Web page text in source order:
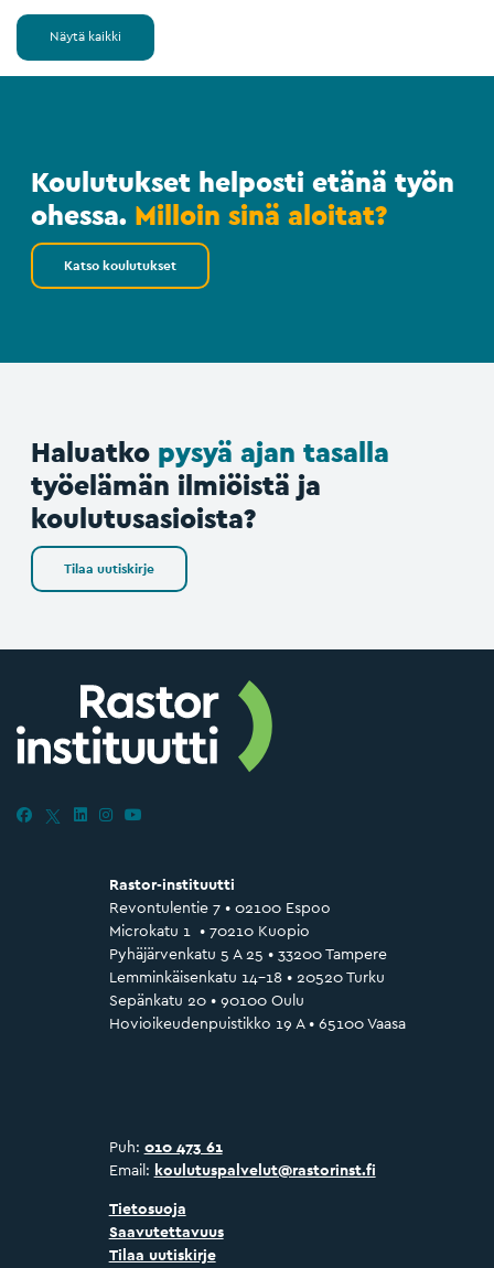
Näytä kaikki
Koulutukset helposti etänä työn
ohessa. Milloin sinä aloitat?
Katso koulutukset
Haluatko pysyä ajan tasalla
työelämän ilmiöistä ja
koulutusasioista?
Tilaa uutiskirje
Rastor-instituutti
Revontulentie 7 • 02100 Espoo
Microkatu 1 • 70210 Kuopio
Pyhäjärvenkatu 5 A 25 • 33200 Tampere
Lemminkäisenkatu 14–18 • 20520 Turku
Sepänkatu 20 • 90100 Oulu
Hovioikeudenpuistikko 19 A • 65100 Vaasa
Puh: 010 473 61
Email: koulutuspalvelut@rastorinst.fi
Tietosuoja
Saavutettavuus
Tilaa uutiskirje